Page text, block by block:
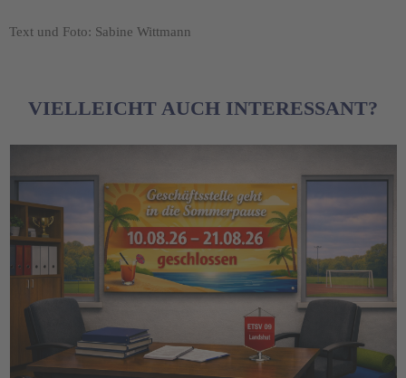
Text und Foto: Sabine Wittmann
VIELLEICHT AUCH INTERESSANT?